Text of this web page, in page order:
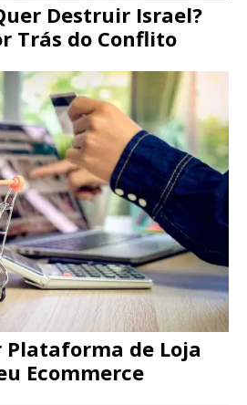
Destruir Israel?
Trás do Conflito
de Loja
Ecommerce